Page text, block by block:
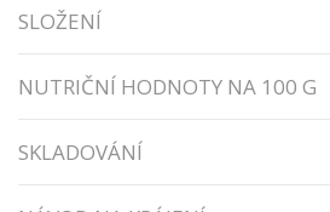
SLOŽENÍ
NUTRIČNÍ HODNOTY NA 100 G
SKLADOVÁNÍ